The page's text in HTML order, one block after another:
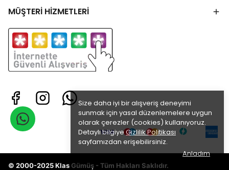
Size daha iyi bir alışveriş deneyimi
sunmak için yasal düzenlemelere uygun
olarak çerezler (cookies) kullanıyoruz.
Detaylı bilgiyeGizlilik Politikası
sayfamızdan erişebilirsiniz.
Anladım
MÜŞTERİ HİZMETLERİ
© 2000-2025 Klas Gümüş - Tüm Hakları Saklıdır.